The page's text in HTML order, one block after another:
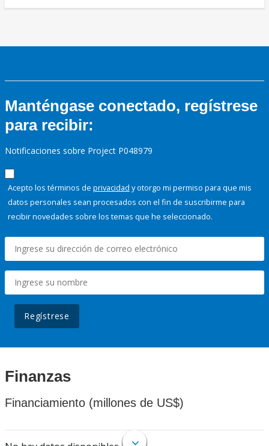
Manténgase conectado, regístrese
para recibir:
Notificaciones sobre Project P048979
Acepto los términos de privacidad y otorgo mi permiso para que mis
datos personales sean procesados con el fin de suscribirme para
recibir novedades sobre los temas que he seleccionado.
Regístrese
Finanzas
Financiamiento (millones de US$)